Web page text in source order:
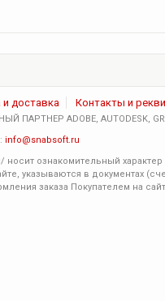
и доставка Контакты и
ADOBE, AUTODESK,
info@snabsoft.ru
носит ознакомительный
указываются в документах
заказа Покупателем на